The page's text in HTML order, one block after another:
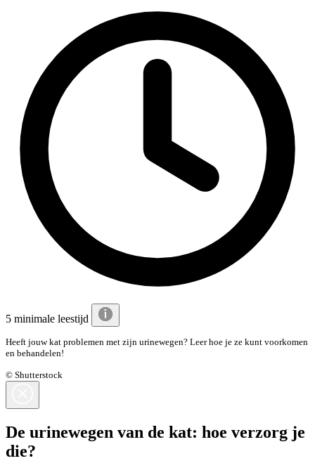
5 minimale leestijd
Heeft jouw kat problemen met zijn urinewegen? Leer hoe je ze kunt voorkomen
en behandelen!
© Shutterstock
De urinewegen van de kat: hoe verzorg je
die?